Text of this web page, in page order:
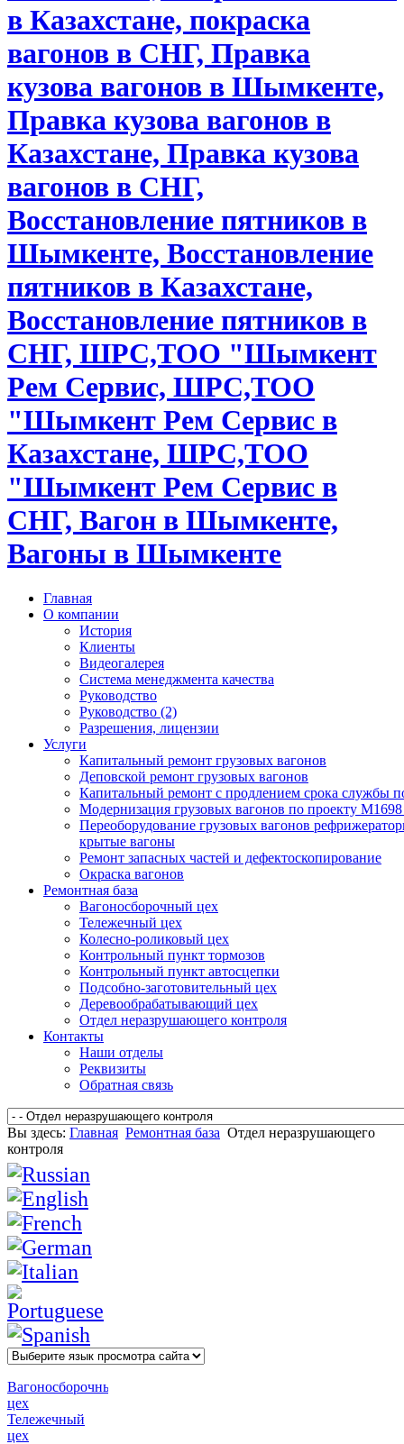
в Казахстане, покраска
вагонов в СНГ, Правка
кузова вагонов в Шымкенте,
Правка кузова вагонов в
Казахстане, Правка кузова
вагонов в СНГ,
Восстановление пятников в
Шымкенте, Восстановление
пятников в Казахстане,
Восстановление пятников в
СНГ, ШРС,ТОО "Шымкент
Рем Сервис, ШРС,ТОО
"Шымкент Рем Сервис в
Казахстане, ШРС,ТОО
"Шымкент Рем Сервис в
СНГ, Вагон в Шымкенте,
Вагоны в Шымкенте
Главная
О компании
История
Клиенты
Видеогалерея
Система менеджмента качества
Руководство
Руководство (2)
Разрешения, лицензии
Услуги
Капитальный ремонт грузовых вагонов
Деповской ремонт грузовых вагонов
Капитальный ремонт с продлением срока службы
Модернизация грузовых вагонов по проекту
Переоборудование грузовых вагонов
крытые вагоны
Ремонт запасных частей и дефектоскопирование
Окраска вагонов
Ремонтная база
Вагоносборочный цех
Тележечный цех
Колесно-роликовый цех
Контрольный пункт тормозов
Контрольный пункт автосцепки
Подсобно-заготовительный цех
Деревообрабатывающий цех
Отдел неразрушающего контроля
Контакты
Наши отделы
Реквизиты
Обратная связь
Вы здесь: Главная Ремонтная база Отдел неразрушающего
контроля
Вагоносборочный
цех
Тележечный
цех